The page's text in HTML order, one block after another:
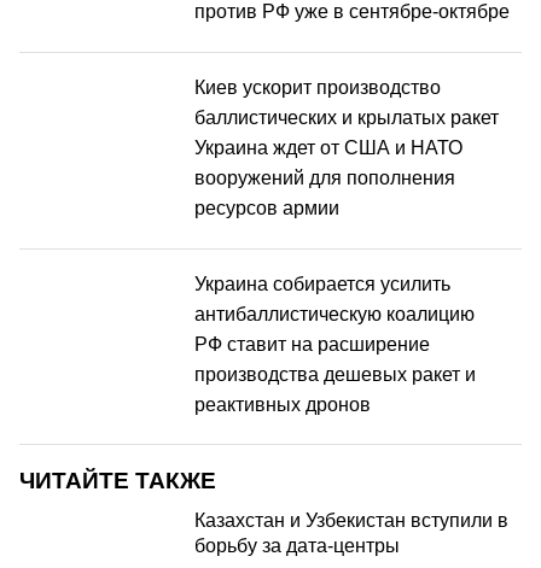
против РФ уже в сентябре-октябре
Киев ускорит производство
баллистических и крылатых ракет
Украина ждет от США и НАТО
вооружений для пополнения
ресурсов армии
Украина собирается усилить
антибаллистическую коалицию
РФ ставит на расширение
производства дешевых ракет и
реактивных дронов
ЧИТАЙТЕ ТАКЖЕ
Казахстан и Узбекистан вступили в
борьбу за дата-центры